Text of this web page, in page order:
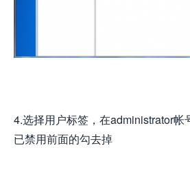
4.选择用户标签，在administrator帐
已禁用前面的勾去掉